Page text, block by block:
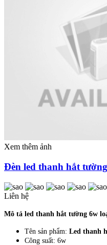
Xem thêm ảnh
Đèn led thanh hắt
Liên hệ
Mô tả led thanh hắt tường 6w
Tên sản phẩm: Led thanh
Công suất: 6w